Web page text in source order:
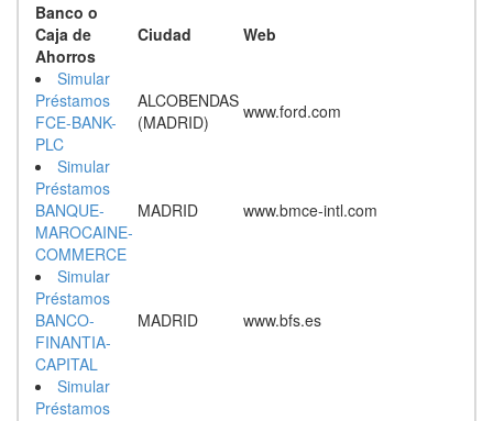
Banco o
Caja de
Ahorros
Ciudad
Web
Simular
Préstamos
FCE-BANK-
PLC
ALCOBENDAS
(MADRID)
www.ford.com
Simular
Préstamos
BANQUE-
MAROCAINE-
COMMERCE
MADRID www.bmce-intl.com
Simular
Préstamos
BANCO-
FINANTIA-
CAPITAL
MADRID www.bfs.es
Simular
Préstamos